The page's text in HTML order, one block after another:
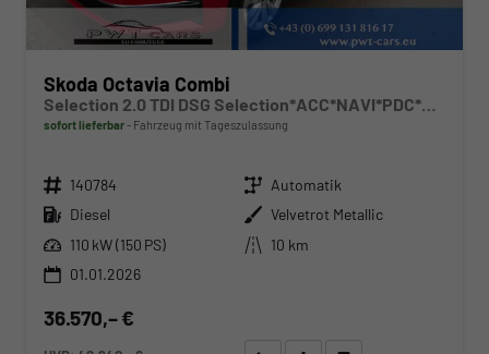
Skoda Octavia Combi
Selection 2.0 TDI DSG Selection*ACC*NAVI*PDC*LED*SHZ*AHK-SCHWENKBAR*TEMPOMAT
sofort lieferbar Fahrzeug mit Tageszulassung
Fahrzeugnr. 140784 Getriebe Automatik
Kraftstoff Diesel Außenfarbe Velvetrot Metallic
Leistung 110 kW (150 PS) Kilometerstand
10 km
01.01.2026
36.570,– €